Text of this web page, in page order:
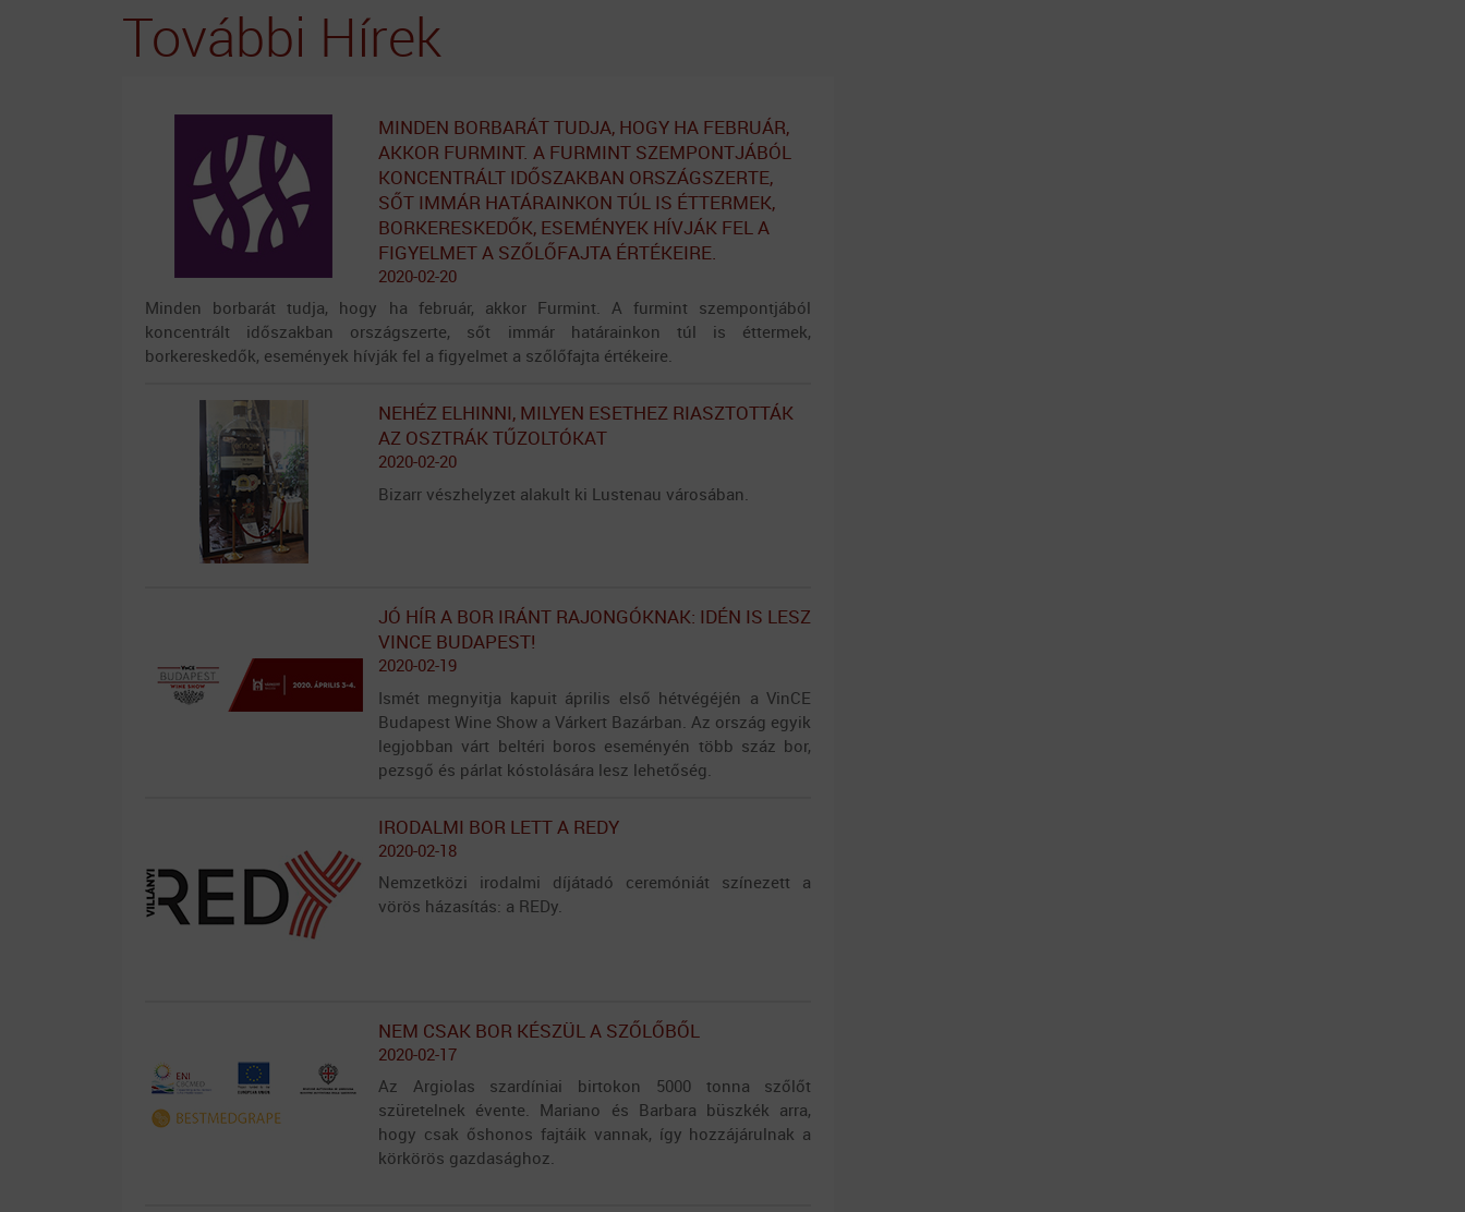
További Hírek
MINDEN BORBARÁT TUDJA, HOGY HA FEBRUÁR,
AKKOR FURMINT. A FURMINT SZEMPONTJÁBÓL
KONCENTRÁLT IDŐSZAKBAN ORSZÁGSZERTE,
SŐT IMMÁR HATÁRAINKON TÚL IS ÉTTERMEK,
BORKERESKEDŐK, ESEMÉNYEK HÍVJÁK FEL A
FIGYELMET A SZŐLŐFAJTA ÉRTÉKEIRE.
2020-02-20
Minden borbarát tudja, hogy ha február, akkor Furmint. A furmint szempontjából
koncentrált időszakban országszerte, sőt immár határainkon túl is éttermek,
borkereskedők, események hívják fel a figyelmet a szőlőfajta értékeire.
NEHÉZ ELHINNI, MILYEN ESETHEZ RIASZTOTTÁK
AZ OSZTRÁK TŰZOLTÓKAT
2020-02-20
Bizarr vészhelyzet alakult ki Lustenau városában.
JÓ HÍR A BOR IRÁNT RAJONGÓKNAK: IDÉN IS LESZ
VINCE BUDAPEST!
2020-02-19
Ismét megnyitja kapuit április első hétvégéjén a VinCE
Budapest Wine Show a Várkert Bazárban. Az ország egyik
legjobban várt beltéri boros eseményén több száz bor,
pezsgő és párlat kóstolására lesz lehetőség.
IRODALMI BOR LETT A REDY
2020-02-18
Nemzetközi irodalmi díjátadó ceremóniát színezett a
vörös házasítás: a REDy.
NEM CSAK BOR KÉSZÜL A SZŐLŐBŐL
2020-02-17
Az Argiolas szardíniai birtokon 5000 tonna szőlőt
szüretelnek évente. Mariano és Barbara büszkék arra,
hogy csak őshonos fajtáik vannak, így hozzájárulnak a
körkörös gazdasághoz.